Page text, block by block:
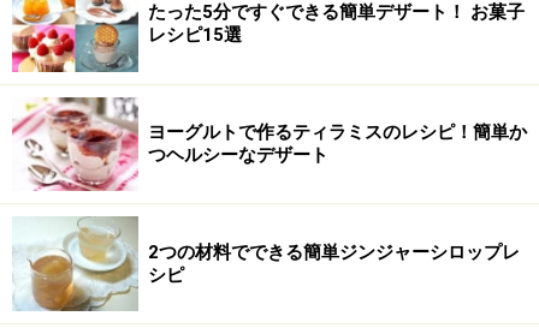
3
ビスケットを牛乳にひたす
ビスケットの裏表を軽く牛乳に浸します。
たった5分ですぐできる簡単デザート！ お菓子
レシピ15選
ヨーグルトで作るティラミスのレシピ！簡単か
つヘルシーなデザート
2つの材料でできる簡単ジンジャーシロップレ
シピ